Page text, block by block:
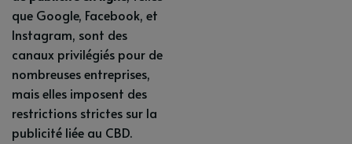
que Google, Facebook, et
Instagram, sont des
canaux privilégiés pour de
nombreuses entreprises,
mais elles imposent des
restrictions strictes sur la
publicité liée au CBD.